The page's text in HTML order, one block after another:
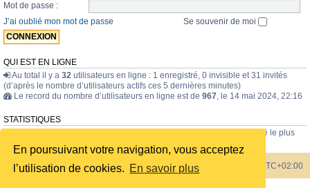
En poursuivant votre navigation, vous acceptez
l’utilisation de cookies. En savoir plus
Mot de passe :
J’ai oublié mon mot de passe
Se souvenir de moi
QUI EST EN LIGNE
Au total il y a 32 utilisateurs en ligne : 1 enregistré, 0 invisible et 31 invités
(d’après le nombre d’utilisateurs actifs ces 5 dernières minutes)
Le record du nombre d’utilisateurs en ligne est de 967, le 14 mai 2024, 22:16
STATISTIQUES
membres • Le membre enregistré le plus
récent est
internavigator
Index du forum Heures au format UTC+02:00